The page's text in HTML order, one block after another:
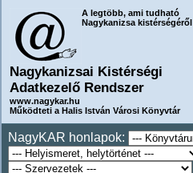
A legtöbb, ami tudható
Nagykanizsa kistérségéről
Nagykanizsai Kistérségi
Adatkezelő Rendszer
www.nagykar.hu
Működteti a Halis István Városi Könyvtár
NagyKAR honlapok: